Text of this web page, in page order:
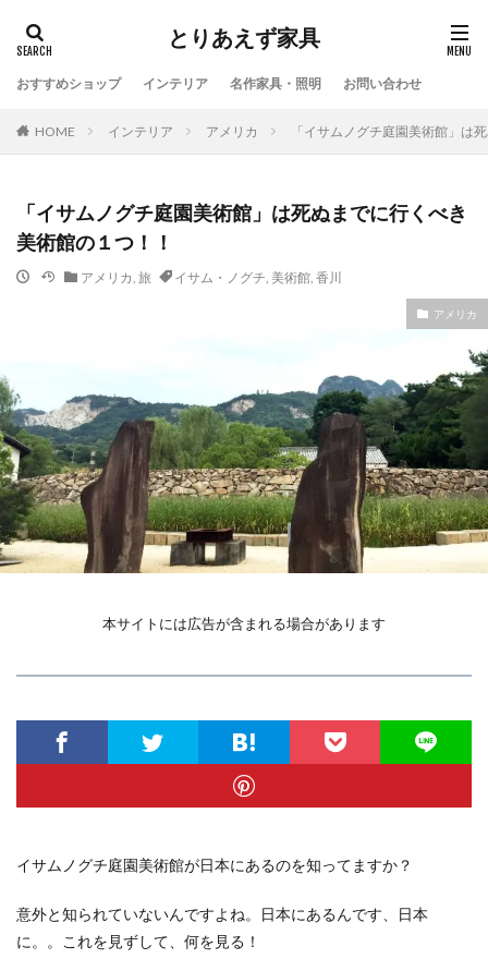
とりあえず家具
おすすめショップ インテリア 名作家具・照明 お問い合わせ
HOME インテリア アメリカ 「イサムノグチ庭園美術館」は
「イサムノグチ庭園美術館」は死ぬまでに行くべき
美術館の１つ！！
アメリカ, 旅 イサム・ノグチ, 美術館, 香川
アメリカ
本サイトには広告が含まれる場合があります
イサムノグチ庭園美術館が日本にあるのを知ってますか？
意外と知られていないんですよね。日本にあるんです、日本
に。。これを見ずして、何を見る！